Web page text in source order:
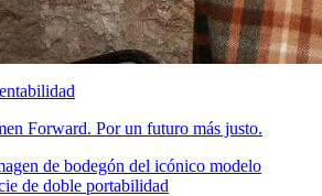
Forward. Por un futuro más justo.